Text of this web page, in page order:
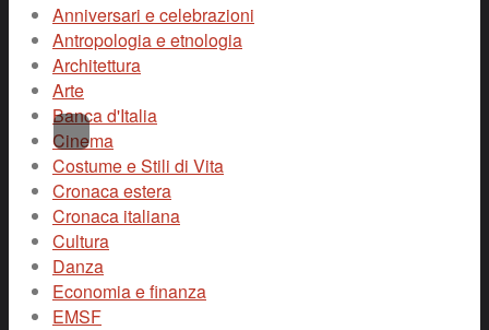
Anniversari e celebrazioni
Antropologia e etnologia
Architettura
Arte
Banca d'Italia
Cinema
Costume e Stili di Vita
Cronaca estera
Cronaca italiana
Cultura
Danza
Economia e finanza
EMSF